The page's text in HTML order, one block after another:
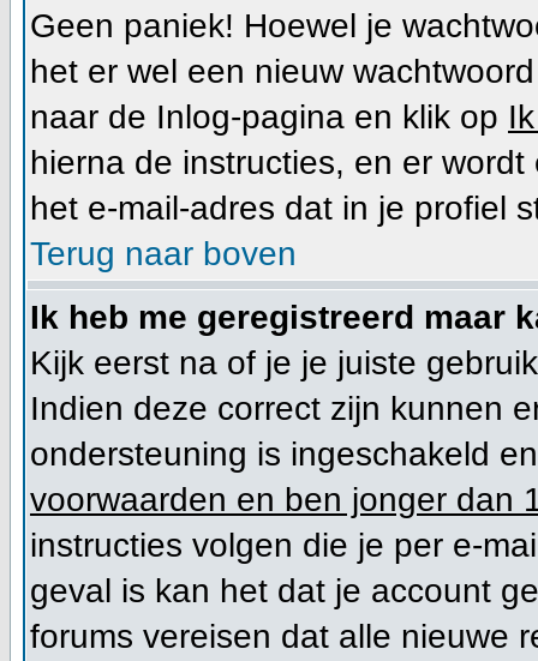
Geen paniek! Hoewel je
het er wel een nieuw
naar de Inlog-pagina en klik op
hierna de instructies, en er
het e-mail-adres dat in je profiel
Terug naar boven
Ik heb me geregistreerd maar
Kijk eerst na of je je juiste
Indien deze correct zijn kunnen
ondersteuning is ingeschakeld
voorwaarden en ben jonger dan
instructies volgen die je per e-
geval is kan het dat je account
forums vereisen dat alle nieuwe